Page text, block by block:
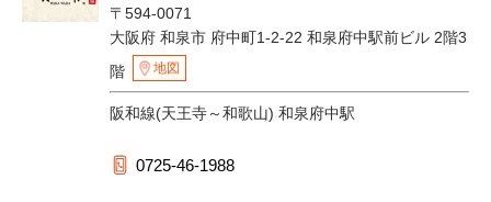
〒594-0071
大阪府 和泉市 府中町1-2-22 和泉府中駅前ビル 2階3
階
地図
阪和線(天王寺～和歌山) 和泉府中駅
0725-46-1988